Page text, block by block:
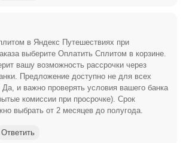
в Яндекс Путешествиях при
выберите Оплатить Сплитом в корзине.
вашу возможность рассрочки через
Предложение доступно не для всех
Да, и важно проверять условия вашего банка
комиссии при просрочке). Срок
выбрать от 2 месяцев до полугода.
Ответить